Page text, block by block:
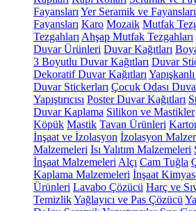
Fayansları Yer Seramik ve Fayansları
Fayansları Karo Mozaik Mutfak
Tezgahları Ahşap Mutfak Tezgahları
Duvar Ürünleri Duvar Kağıtları
3 Boyutlu Duvar Kağıtları Duvar
Dekoratif Duvar Kağıtları
Duvar Stickerları Çocuk Odası
Yapıştırıcısı Poster Duvar Kağıtları
Duvar Kaplama Silikon ve Mastikler
Köpük Mastik Tavan Ürünleri
İnşaat ve İzolasyon İzolasyon
Malzemeleri Isı Yalıtım Malzemeleri
İnşaat Malzemeleri Alçı Cam Tuğla
Kaplama Malzemeleri İnşaat
Ürünleri Lavabo Çözücü Harç ve
TemizlikYağlayıcı ve Pas Çözücü